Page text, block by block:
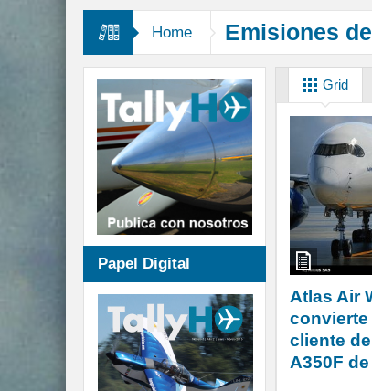
Home Emisiones
Grid
Atlas Air
convierte
cliente
A350F
Papel Digital